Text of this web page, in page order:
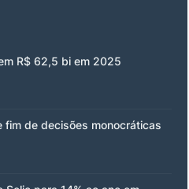
R$ 62,5 bi em 2025
fim de decisões monocráticas